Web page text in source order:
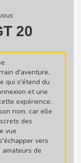
20
d'aventure,
qui s'étend du
et une
expérience.
nom, car elle
des
vue
vers
amateurs de